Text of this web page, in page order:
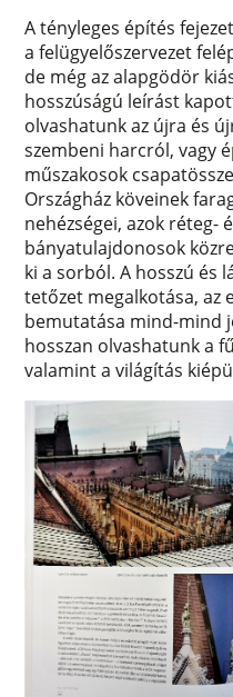
A tényleges építés
a felügyelőszervezet
de még az alapgödör
hosszúságú leírást
olvashatunk az újra és
szembeni harcról, vagy
műszakosok
Országház köveinek
nehézségei, azok réteg-
bányatulajdonosok
ki a sorból. A hosszú és
tetőzet megalkotása, az
bemutatása mind-mind
hosszan olvashatunk a
valamint a világítás